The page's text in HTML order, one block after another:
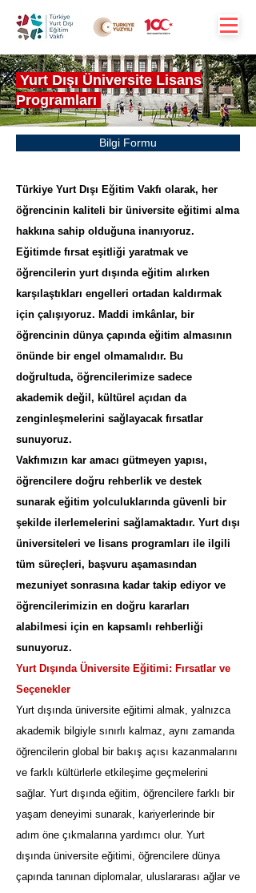
Yurt Dışı Üniversite Lisans
Programları
Bilgi Formu
Türkiye Yurt Dışı Eğitim Vakfı olarak, her
öğrencinin kaliteli bir üniversite eğitimi alma
hakkına sahip olduğuna inanıyoruz.
Eğitimde fırsat eşitliği yaratmak ve
öğrencilerin yurt dışında eğitim alırken
karşılaştıkları engelleri ortadan kaldırmak
için çalışıyoruz. Maddi imkânlar, bir
öğrencinin dünya çapında eğitim almasının
önünde bir engel olmamalıdır. Bu
doğrultuda, öğrencilerimize sadece
akademik değil, kültürel açıdan da
zenginleşmelerini sağlayacak fırsatlar
sunuyoruz.
Vakfımızın kar amacı gütmeyen yapısı,
öğrencilere doğru rehberlik ve destek
sunarak eğitim yolculuklarında güvenli bir
şekilde ilerlemelerini sağlamaktadır. Yurt dışı
üniversiteleri ve lisans programları ile ilgili
tüm süreçleri, başvuru aşamasından
mezuniyet sonrasına kadar takip ediyor ve
öğrencilerimizin en doğru kararları
alabilmesi için en kapsamlı rehberliği
sunuyoruz.
Yurt Dışında Üniversite Eğitimi: Fırsatlar ve
Seçenekler
Yurt dışında üniversite eğitimi almak, yalnızca
akademik bilgiyle sınırlı kalmaz, aynı zamanda
öğrencilerin global bir bakış açısı kazanmalarını
ve farklı kültürlerle etkileşime geçmelerini
sağlar. Yurt dışında eğitim, öğrencilere farklı bir
yaşam deneyimi sunarak, kariyerlerinde bir
adım öne çıkmalarına yardımcı olur. Yurt
dışında üniversite eğitimi, öğrencilere dünya
çapında tanınan diplomalar, uluslararası ağlar ve